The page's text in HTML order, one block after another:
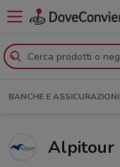
BANCHE E ASSICURAZIONI
Alpitour